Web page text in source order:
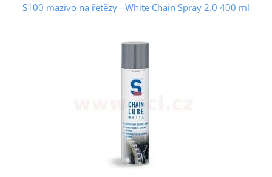
S100 mazivo na řetězy - White Chain Spray 2.0 400 ml